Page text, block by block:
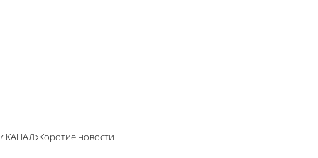
7 КАНАЛ Коротие новости